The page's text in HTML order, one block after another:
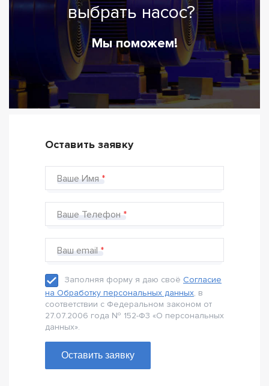
выбрать насос?
Мы поможем!
Оставить заявку
Ваше Имя
Ваше Телефон
Ваш email
Заполняя форму я даю своё Согласие
на Обработку персональных данных, в
соответствии с Федеральном законом от
27.07.2006 года № 152-Ф3 «О персональных
данных».
Оставить заявку